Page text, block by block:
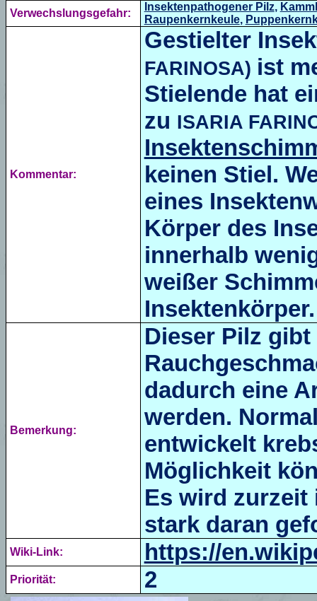
Verwechslungsgefahr:
Insektenpathogener Pilz,
Raupenkernkeule,
Kommentar:
Gestielter
FARINOSA) ist
Stielende hat
zu ISARIA
keinen Stiel.
eines
Körper des
innerhalb
weißer
Bemerkung:
Dieser Pilz
dadurch eine
werden.
entwickelt
Möglichkeit
Es wird
stark daran
Wiki-Link: https://
Priorität: 2